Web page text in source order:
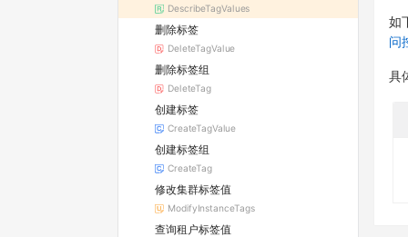
DescribeTagValues
删除标签
DeleteTagValue
删除标签组
DeleteTag
创建标签
CreateTagValue
创建标签组
CreateTag
修改集群标签值
ModifyInstanceTags
查询租户标签值
如
问
具